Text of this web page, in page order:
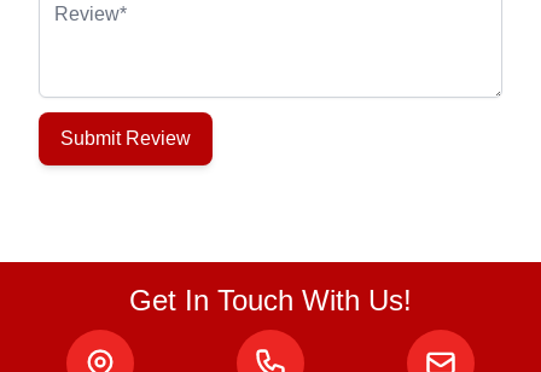
Submit Review
Get In Touch With Us!